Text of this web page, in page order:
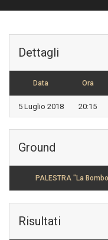
Dettagli
Data Ora
5 Luglio 2018 20:15
Ground
PALESTRA "La
Risultati